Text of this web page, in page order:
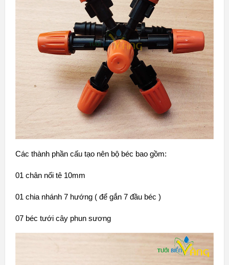
Các thành phần cấu tạo nên bộ béc bao gồm:
01 chân nối tê 10mm
01 chia nhánh 7 hướng ( để gắn 7 đầu béc )
07 béc tưới cây phun sương